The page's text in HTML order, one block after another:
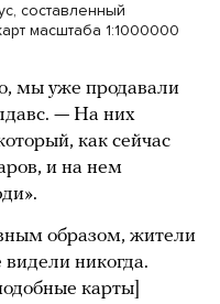
составленный
масштаба 1:1000000
мы уже продавали
— На них
как сейчас
и на нем
образом, жители
никогда.
карты]